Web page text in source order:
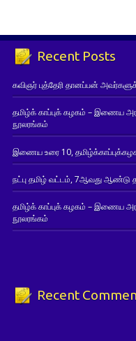
Recent Posts
கவிஞர் புத்தேரி தானப்பன்
தமிழ்க் காப்புக் கழகம் – இணைய
நூலரங்கம்
இணைய உரை 10,
நட்பு தமிழ் வட்டம், 7ஆவது ஆண்டு
தமிழ்க் காப்புக் கழகம் – இணைய
நூலரங்கம்
Recent